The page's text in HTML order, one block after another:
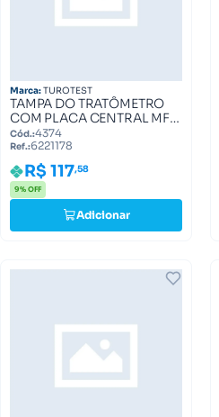
Marca:TUROTEST
TAMPA DO TRATÔMETRO
COM PLACA CENTRAL MF
265, 275, 290 6221178
Cód.:4374
Ref.:6221178
R$ 117,58
9% OFF
Adicionar